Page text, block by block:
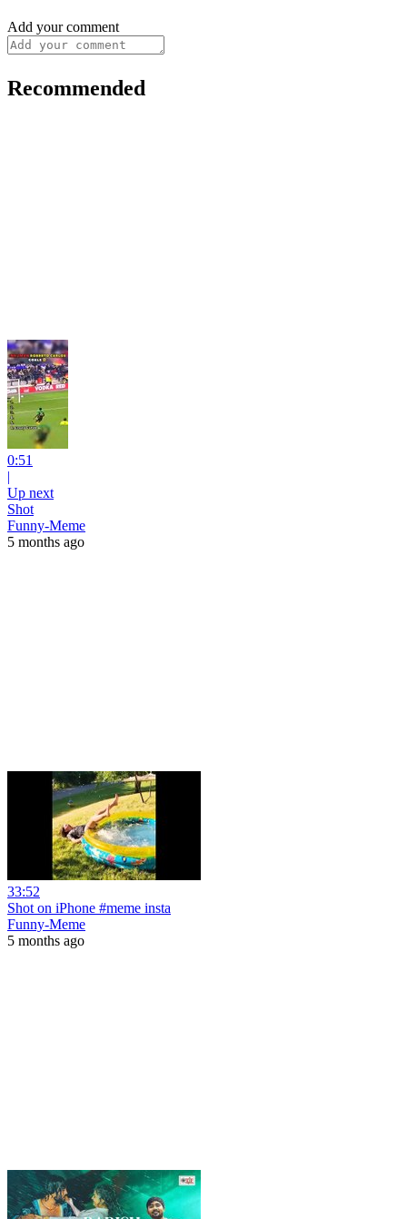
Add your comment
Recommended
0:51
|
Up next
Shot
Funny-Meme
5 months ago
33:52
Shot on iPhone #meme insta
Funny-Meme
5 months ago